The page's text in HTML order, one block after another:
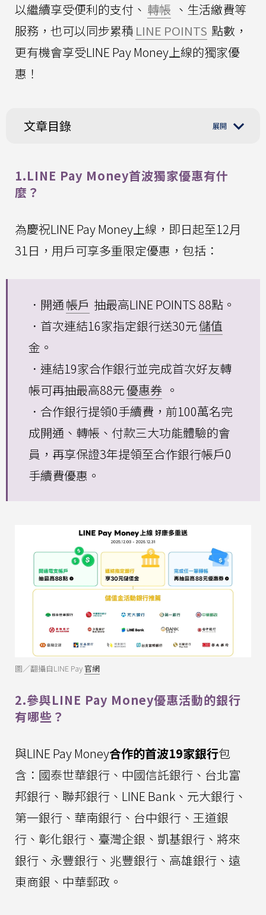
以繼續享受便利的支付、 轉帳 、生活繳費等
服務，也可以同步累積 LINE POINTS 點數，
更有機會享受LINE Pay Money上線的獨家優
惠！
文章目錄
1.LINE Pay Money首波獨家優惠有什
麼？
為慶祝LINE Pay Money上線，即日起至12月
31日，用戶可享多重限定優惠，包括：
．開通帳戶 抽最高LINE POINTS 88點。
．首次連結16家指定銀行送30元儲值
金。
．連結19家合作銀行並完成首次好友轉
帳可再抽最高88元優惠券 。
．合作銀行提領0手續費，前100萬名完
成開通、轉帳、付款三大功能體驗的會
員，再享保證3年提領至合作銀行帳戶0
手續費優惠。
圖／翻攝自LINE Pay 官網
2.參與LINE Pay Money優惠活動的銀行
有哪些？
與LINE Pay Money合作的首波19家銀行包
含：國泰世華銀行、中國信託銀行、台北富
邦銀行、聯邦銀行、LINE Bank、元大銀行、
第一銀行、華南銀行、台中銀行、王道銀
行、彰化銀行、臺灣企銀、凱基銀行、將來
銀行、永豐銀行、兆豐銀行、高雄銀行、遠
東商銀、中華郵政。